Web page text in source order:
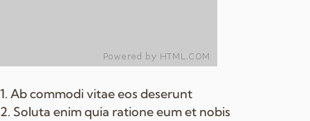
Ab commodi vitae eos deserunt
Soluta enim quia ratione eum et nobis